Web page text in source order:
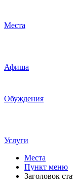
Места
Афиша
Обуждения
Услуги
Места
Пункт меню
Заголовок